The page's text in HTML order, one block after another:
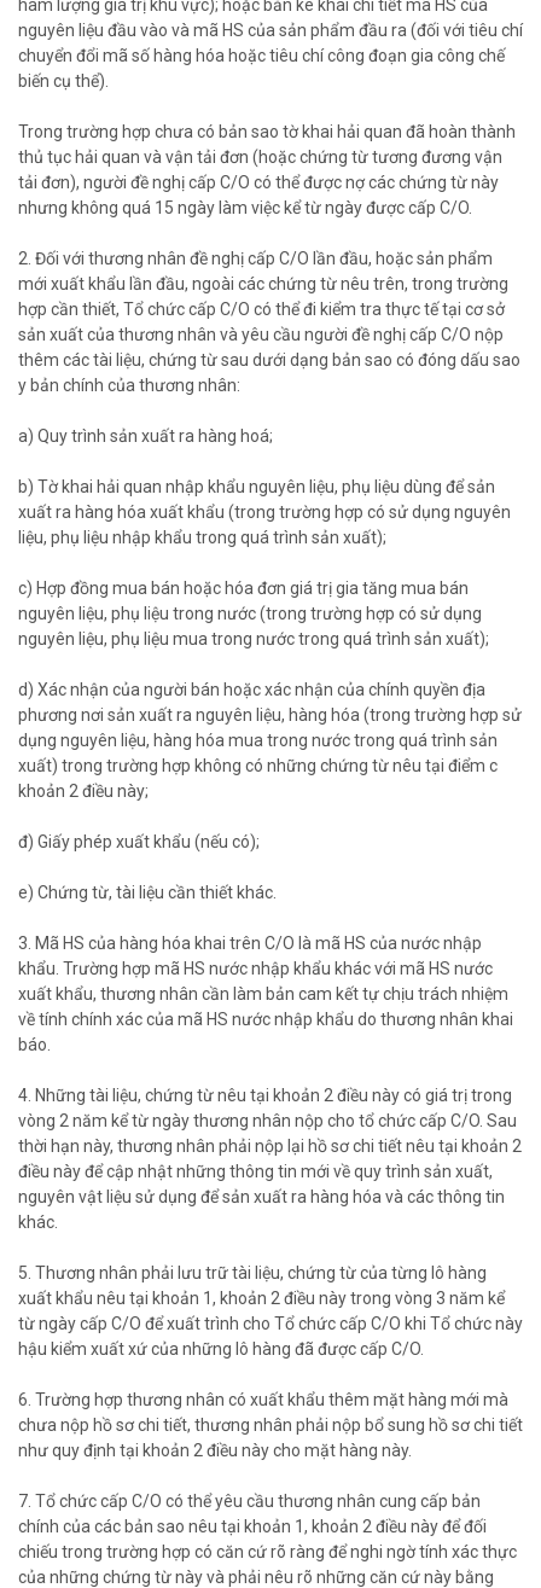
hàm lượng giá trị khu vực); hoặc bản kê khai chi tiết mã HS của
nguyên liệu đầu vào và mã HS của sản phẩm đầu ra (đối với tiêu chí
chuyển đổi mã số hàng hóa hoặc tiêu chí công đoạn gia công chế
biến cụ thể).
Trong trường hợp chưa có bản sao tờ khai hải quan đã hoàn thành
thủ tục hải quan và vận tải đơn (hoặc chứng từ tương đương vận
tải đơn), người đề nghị cấp C/O có thể được nợ các chứng từ này
nhưng không quá 15 ngày làm việc kể từ ngày được cấp C/O.
2. Đối với thương nhân đề nghị cấp C/O lần đầu, hoặc sản phẩm
mới xuất khẩu lần đầu, ngoài các chứng từ nêu trên, trong trường
hợp cần thiết, Tổ chức cấp C/O có thể đi kiểm tra thực tế tại cơ sở
sản xuất của thương nhân và yêu cầu người đề nghị cấp C/O nộp
thêm các tài liệu, chứng từ sau dưới dạng bản sao có đóng dấu sao
y bản chính của thương nhân:
a) Quy trình sản xuất ra hàng hoá;
b) Tờ khai hải quan nhập khẩu nguyên liệu, phụ liệu dùng để sản
xuất ra hàng hóa xuất khẩu (trong trường hợp có sử dụng nguyên
liệu, phụ liệu nhập khẩu trong quá trình sản xuất);
c) Hợp đồng mua bán hoặc hóa đơn giá trị gia tăng mua bán
nguyên liệu, phụ liệu trong nước (trong trường hợp có sử dụng
nguyên liệu, phụ liệu mua trong nước trong quá trình sản xuất);
d) Xác nhận của người bán hoặc xác nhận của chính quyền địa
phương nơi sản xuất ra nguyên liệu, hàng hóa (trong trường hợp sử
dụng nguyên liệu, hàng hóa mua trong nước trong quá trình sản
xuất) trong trường hợp không có những chứng từ nêu tại điểm c
khoản 2 điều này;
đ) Giấy phép xuất khẩu (nếu có);
e) Chứng từ, tài liệu cần thiết khác.
3. Mã HS của hàng hóa khai trên C/O là mã HS của nước nhập
khẩu. Trường hợp mã HS nước nhập khẩu khác với mã HS nước
xuất khẩu, thương nhân cần làm bản cam kết tự chịu trách nhiệm
về tính chính xác của mã HS nước nhập khẩu do thương nhân khai
báo.
4. Những tài liệu, chứng từ nêu tại khoản 2 điều này có giá trị trong
vòng 2 năm kể từ ngày thương nhân nộp cho tổ chức cấp C/O. Sau
thời hạn này, thương nhân phải nộp lại hồ sơ chi tiết nêu tại khoản 2
điều này để cập nhật những thông tin mới về quy trình sản xuất,
nguyên vật liệu sử dụng để sản xuất ra hàng hóa và các thông tin
khác.
5. Thương nhân phải lưu trữ tài liệu, chứng từ của từng lô hàng
xuất khẩu nêu tại khoản 1, khoản 2 điều này trong vòng 3 năm kể
từ ngày cấp C/O để xuất trình cho Tổ chức cấp C/O khi Tổ chức này
hậu kiểm xuất xứ của những lô hàng đã được cấp C/O.
6. Trường hợp thương nhân có xuất khẩu thêm mặt hàng mới mà
chưa nộp hồ sơ chi tiết, thương nhân phải nộp bổ sung hồ sơ chi tiết
như quy định tại khoản 2 điều này cho mặt hàng này.
7. Tổ chức cấp C/O có thể yêu cầu thương nhân cung cấp bản
chính của các bản sao nêu tại khoản 1, khoản 2 điều này để đối
chiếu trong trường hợp có căn cứ rõ ràng để nghi ngờ tính xác thực
của những chứng từ này và phải nêu rõ những căn cứ này bằng